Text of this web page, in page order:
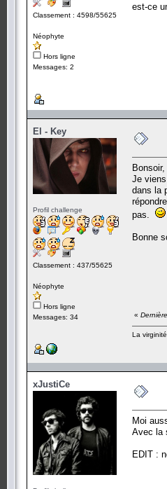
Classement : 4598/55625
Néophyte
Hors ligne
Messages: 2
est-ce
El - Key
Profil challenge
Classement : 437/55625
Néophyte
Hors ligne
Messages: 34
Bonsoir,
Je
dans la
pas.
Bonne
«
La
xJustiCe
Moi
Avec la
EDIT :